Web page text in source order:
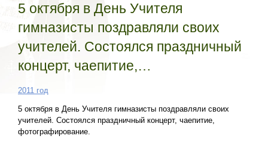
5 октября в День Учителя
гимназисты поздравляли своих
учителей. Состоялся праздничный
концерт, чаепитие,…
2011 год
5 октября в День Учителя гимназисты поздравляли своих
учителей. Состоялся праздничный концерт, чаепитие,
фотографирование.